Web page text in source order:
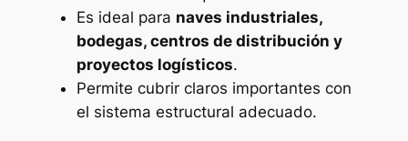
Es ideal para naves industriales,
bodegas, centros de distribución y
proyectos logísticos.
Permite cubrir claros importantes con
el sistema estructural adecuado.